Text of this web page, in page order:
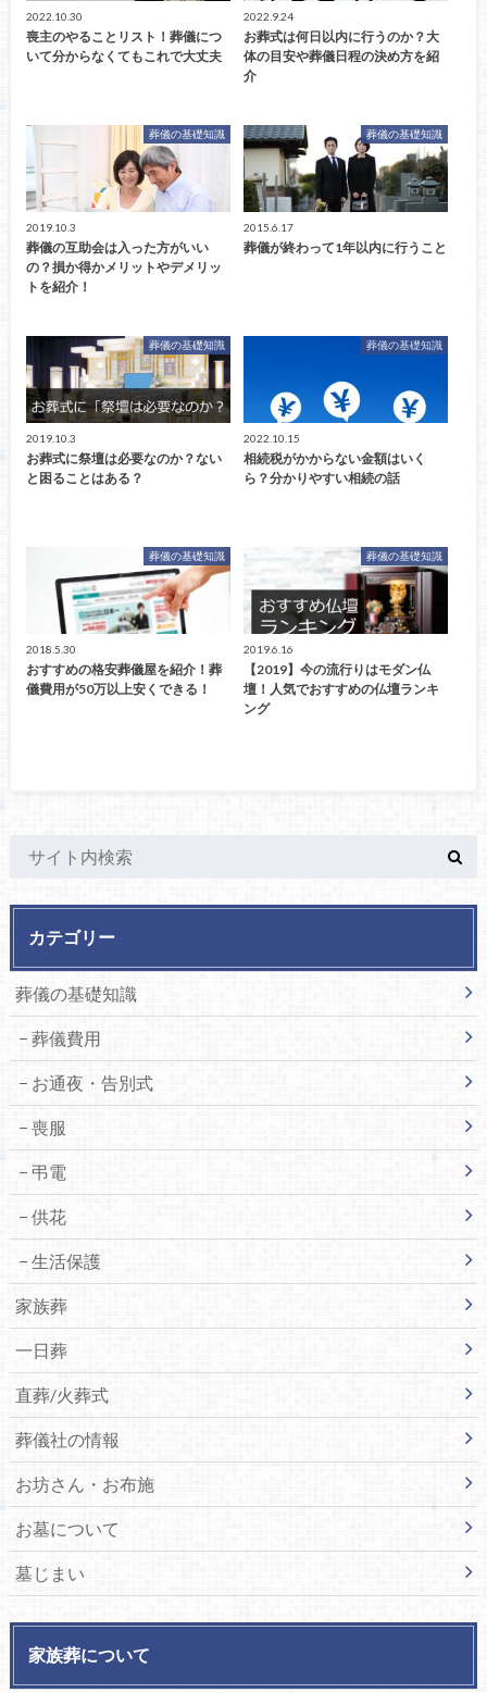
2022.10.30
喪主のやることリスト！葬儀につ
いて分からなくてもこれで大丈夫
2022.9.24
お葬式は何日以内に行うのか？大
体の目安や葬儀日程の決め方を紹
介
葬儀の基礎知識
2019.10.3
葬儀の互助会は入った方がいい
の？損か得かメリットやデメリッ
トを紹介！
葬儀の基礎知識
2015.6.17
葬儀が終わって1年以内に行うこと
葬儀の基礎知識
2019.10.3
お葬式に祭壇は必要なのか？ない
と困ることはある？
葬儀の基礎知識
2022.10.15
相続税がかからない金額はいく
ら？分かりやすい相続の話
葬儀の基礎知識
2018.5.30
おすすめの格安葬儀屋を紹介！葬
儀費用が50万以上安くできる！
葬儀の基礎知識
2019.6.16
【2019】今の流行りはモダン仏
壇！人気でおすすめの仏壇ランキ
ング
カテゴリー
葬儀の基礎知識
葬儀費用
お通夜・告別式
喪服
弔電
供花
生活保護
家族葬
一日葬
直葬/火葬式
葬儀社の情報
お坊さん・お布施
お墓について
墓じまい
家族葬について